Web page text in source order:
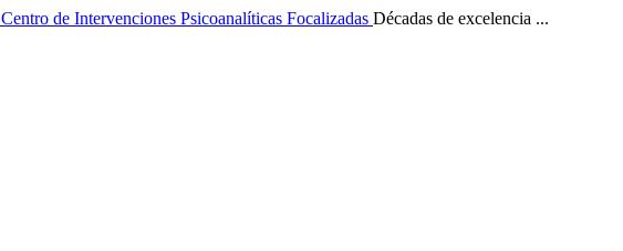
Centro de Intervenciones Psicoanalíticas Focalizadas Décadas de excelencia ...